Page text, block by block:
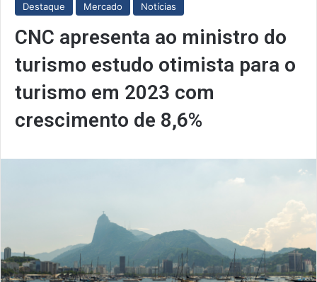
Destaque Mercado Notícias
CNC apresenta ao ministro do
turismo estudo otimista para o
turismo em 2023 com
crescimento de 8,6%